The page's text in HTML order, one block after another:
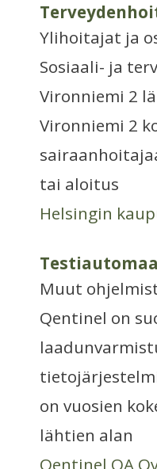
Ylihoitajat ja
Sosiaali- ja
Vironniemi 2
Vironniemi 2
tai aloitus
Helsingin
Muut
Qentinel on
on vuosien
lähtien alan
Qentinel QA